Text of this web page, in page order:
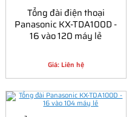
Tổng đài điện thoại
Panasonic KX-TDA100D -
16 vào 120 máy lẻ
Giá: Liên hệ